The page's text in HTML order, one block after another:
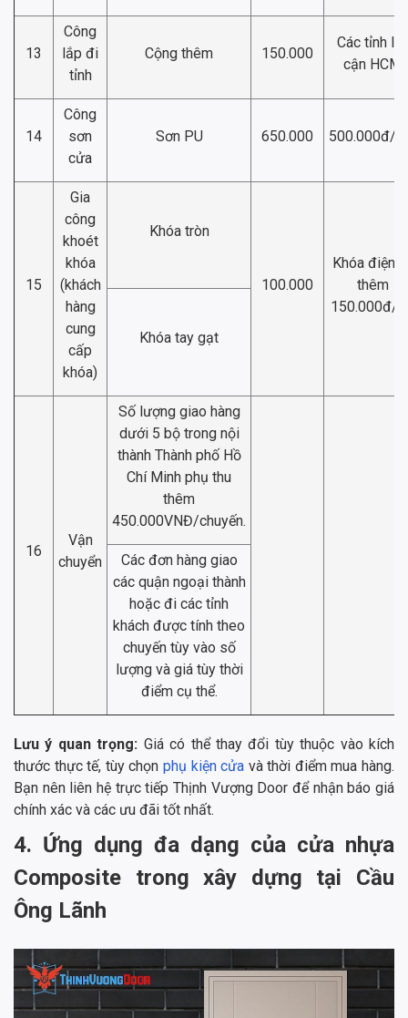
13
Công
lắp đi
tỉnh
Cộng thêm 150.000
Các tỉnh lân
cận HCM
14
Công
sơn
cửa
Sơn PU 650.000 500.000đ/
15
Gia
công
khoét
khóa
(khách
hàng
cung
cấp
khóa)
Khóa tròn
100.000
Khóa điện
thêm
150.000đ/
Khóa tay gạt
16
Vận
chuyển
Số lượng giao hàng
dưới 5 bộ trong nội
thành Thành phố Hồ
Chí Minh phụ thu
thêm
450.000VNĐ/chuyến.
Các đơn hàng giao
các quận ngoại thành
hoặc đi các tỉnh
khách được tính theo
chuyến tùy vào số
lượng và giá tùy thời
điểm cụ thể.
Lưu ý quan trọng: Giá có thể thay đổi tùy thuộc vào kích
thước thực tế, tùy chọn phụ kiện cửa và thời điểm mua hàng.
Bạn nên liên hệ trực tiếp Thịnh Vượng Door để nhận báo giá
chính xác và các ưu đãi tốt nhất.
4. Ứng dụng đa dạng của cửa nhựa
Composite trong xây dựng tại Cầu
Ông Lãnh